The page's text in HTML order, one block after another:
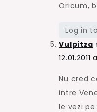
Oricum,
Log in
Vulpitza
12.01.2011
Nu cred
intre
le vezi